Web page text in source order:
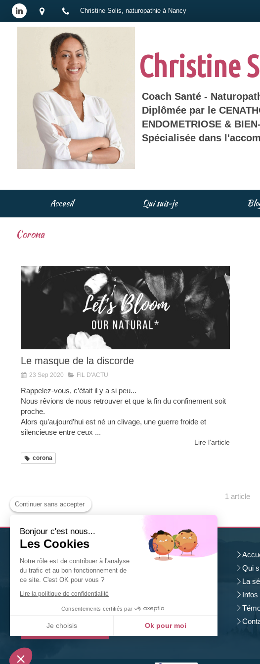
Christine Solis, naturopathie à Nancy
Christine
Coach Santé -
Diplômée par le
ENDOMETRIOSE &
Spécialisée dans
Accueil Qui suis-je
Corona
Le masque de la discorde
23 Sep 2020 FIL D'ACTU
Rappelez-vous, c’était il y a si peu...
Nous rêvions de nous retrouver et que la fin du confinement soit
proche.
Alors qu’aujourd’hui est né un clivage, une guerre froide et
silencieuse entre ceux ...
Lire l'article
corona
1 article
thérapeute Diplômée en Naturopathie
à Nancy . Nutrition, fleurs de Bach, gemmothérapie,
phytothérapie... n'hésitez pas à la contacter pour tout
renseignement ou toute prise de rendez-vous.
Prendre rendez-vous
Qui
La
Infos
Continuer sans accepter
Bonjour c'est nous...
Les Cookies
Notre rôle est de contribuer à l'analyse
du trafic et au bon fonctionnement de
ce site. C'est OK pour vous ?
Lire la politique de confidentialité
Consentements certifiés par
Je choisis Ok pour moi
Axeptio consent
Plateforme de Gestion du Consentement : Personnalisez vos Options
Notre plateforme vous permet d'adapter et de gérer vos paramètres de confidentialité, en garantissant la